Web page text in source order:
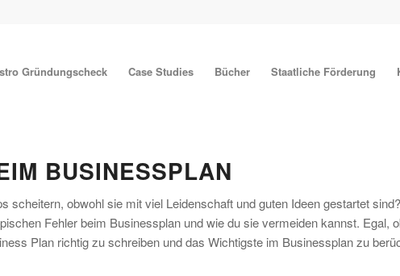
Gründungscheck Case Studies Bücher Staatliche Förderung
BUSINESSPLAN
scheitern, obwohl sie mit viel Leidenschaft und guten Ideen gestartet
Fehler beim Businessplan und wie du sie vermeiden kannst. Egal,
Plan richtig zu schreiben und das Wichtigste im Businessplan zu